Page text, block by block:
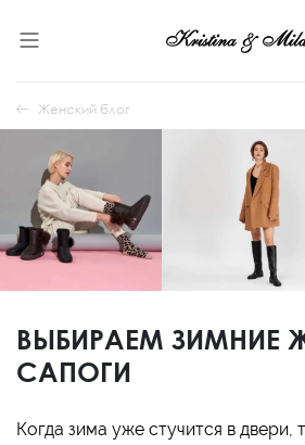
Женский блог
ВЫБИРАЕМ ЗИМНИЕ
САПОГИ
Когда зима уже стучится в двери,